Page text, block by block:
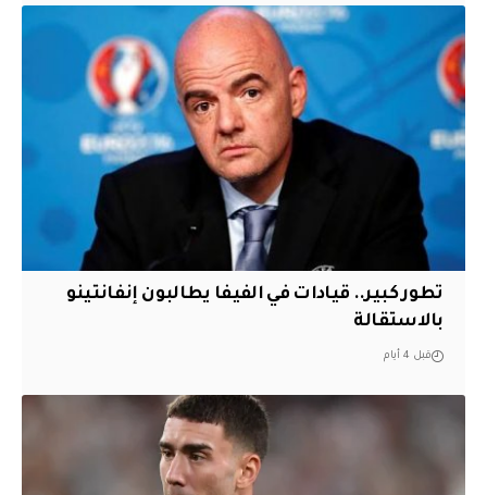
تطور كبير.. قيادات في الفيفا يطالبون إنفانتينو
بالاستقالة
قبل 4 أيام